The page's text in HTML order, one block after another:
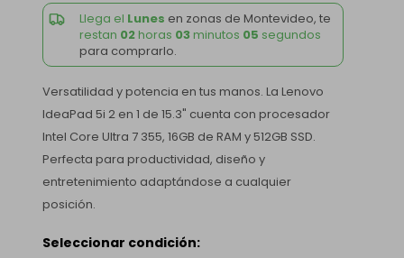
Llega el Lunes en zonas de Montevideo, te
restan 02 horas 03 minutos 04 segundos
para comprarlo.
Versatilidad y potencia en tus manos. La Lenovo
IdeaPad 5i 2 en 1 de 15.3" cuenta con procesador
Intel Core Ultra 7 355, 16GB de RAM y 512GB SSD.
Perfecta para productividad, diseño y
entretenimiento adaptándose a cualquier
posición.
Seleccionar condición: